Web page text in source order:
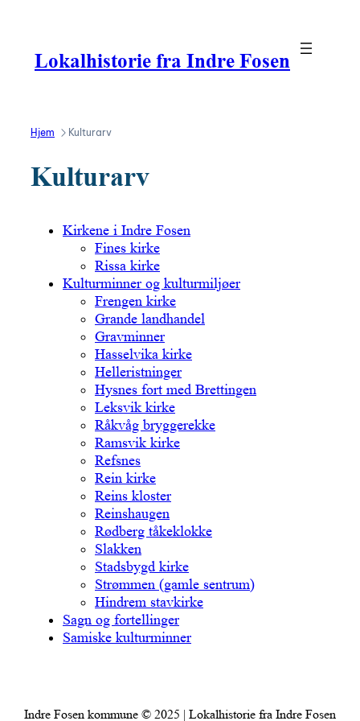
Lokalhistorie fra Indre Fosen
Hjem Kulturarv
Kulturarv
Kirkene i Indre Fosen
Fines kirke
Rissa kirke
Kulturminner og kulturmiljøer
Frengen kirke
Grande landhandel
Gravminner
Hasselvika kirke
Helleristninger
Hysnes fort med Brettingen
Leksvik kirke
Råkvåg bryggerekke
Ramsvik kirke
Refsnes
Rein kirke
Reins kloster
Reinshaugen
Rødberg tåkeklokke
Slakken
Stadsbygd kirke
Strømmen (gamle sentrum)
Hindrem stavkirke
Sagn og fortellinger
Samiske kulturminner
Indre Fosen kommune © 2025 | Lokalhistorie fra Indre Fosen